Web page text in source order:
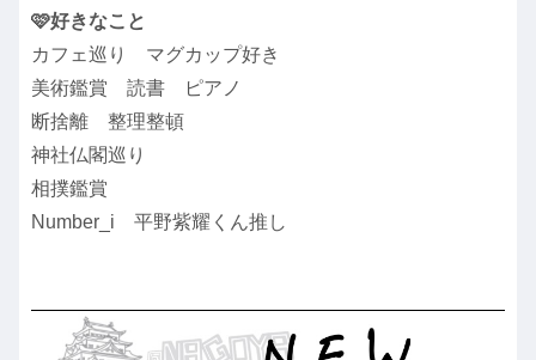
🩷好きなこと
カフェ巡り マグカップ好き
美術鑑賞 読書 ピアノ
断捨離 整理整頓
神社仏閣巡り
相撲鑑賞
Number_i 平野紫耀くん推し